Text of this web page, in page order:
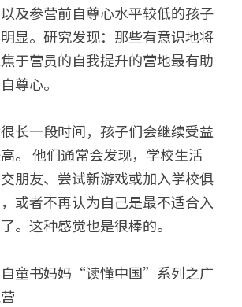
及参营前自尊心水平较低的孩子
显。研究发现：那些有意识地将
于营员的自我提升的营地最有助
尊心。
长一段时间，孩子们会继续受益
。 他们通常会发现，学校生活
朋友、尝试新游戏或加入学校俱
或者不再认为自己是最不适合入
。这种感觉也是很棒的。
童书妈妈“读懂中国”系列之广